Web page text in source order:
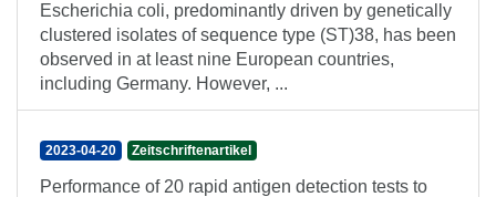
Escherichia coli, predominantly driven by genetically
clustered isolates of sequence type (ST)38, has been
observed in at least nine European countries,
including Germany. However, ...
2023-04-20 Zeitschriftenartikel
Performance of 20 rapid antigen detection tests to